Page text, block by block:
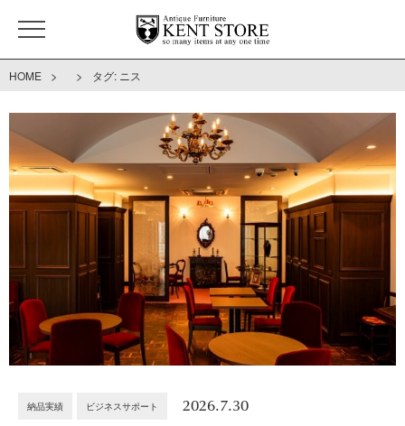
HOME > > タグ: ニス
納品実績 ビジネスサポート 2026.7.30